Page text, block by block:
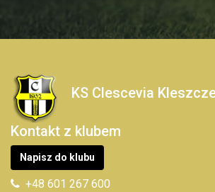
KS Clescevia
Kontakt z klubem
Napisz do klubu
+48 601 267 600